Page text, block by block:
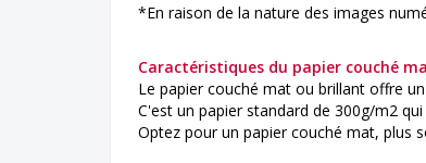
*En raison de la nature des images
Caractéristiques du papier couché
Le papier couché mat ou brillant offre
C'est un papier standard de 300g/m2
Optez pour un papier couché mat, plus